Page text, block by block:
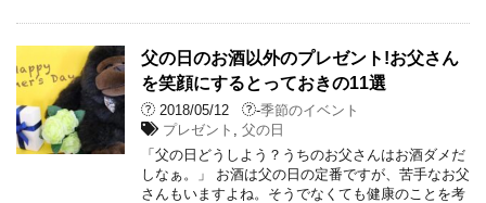
父の日のお酒以外のプレゼント!お父さん
を笑顔にするとっておきの11選
2018/05/12 -季節のイベント
プレゼント
,父の日
「父の日どうしよう？うちのお父さんはお酒ダメだ
しなぁ。」 お酒は父の日の定番ですが、苦手なお父
さんもいますよね。そうでなくても健康のことを考